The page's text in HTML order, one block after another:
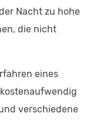
Nacht zu hohe
die nicht
eines
verschiedene